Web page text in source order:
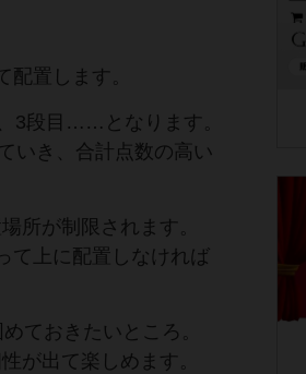
置します。
3段目……となります。
いき、合計点数の高い
所が制限されます。
て上に配置しなければ
ておきたいところ。
が出て楽しめます。